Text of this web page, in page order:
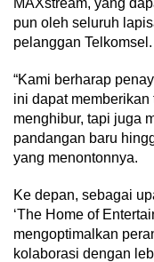
pun oleh seluruh
pelanggan Telkomsel.
“Kami berharap
ini dapat
menghibur, tapi juga
pandangan baru
yang menontonnya.
Ke depan, sebagai
‘The Home of
mengoptimalkan
kolaborasi dengan